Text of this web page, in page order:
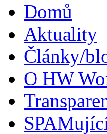
Domů
Aktuality
Články/
O HW